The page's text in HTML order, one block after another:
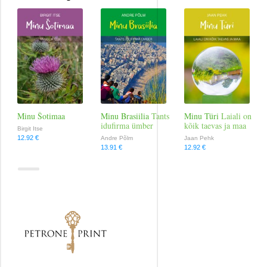
Reisimine
Religioon
Romantika
Tervis ja elustiil
Väliskirjandus
Minu Šotimaa
Birgit Itse
12.92 €
Minu Brasiilia Tants
idufirma ümber
Andre Põlm
13.91 €
Minu Türi Laiali on
kõik taevas ja maa
Jaan Pehk
12.92 €